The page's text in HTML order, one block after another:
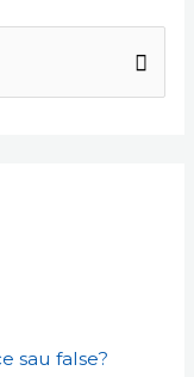
sau false?